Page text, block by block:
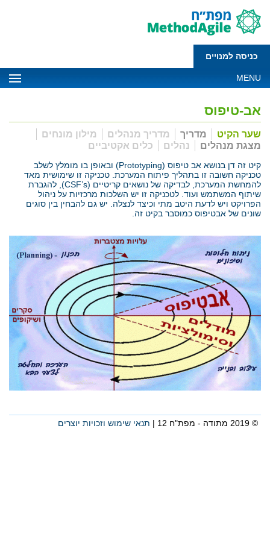
כניסה למנויים
MENU
אב-טיפוס
שער הקיט מדריך מדריך מנהלים
מילון מונחים
מצגת מנהלים
נהלים כלים אקטיביים
קיט זה דן בנושא אב טיפוס (Prototyping) ובאופן בו מומלץ לשלב
טכניקה חשובה זו בתהליך פיתוח המערכת. טכניקה זו שימושית מאד
להמחשת המערכת, לבדיקה של נושאים קריטיים (CSF’s), להגברת
שיתוף המשתמש ועוד. לטכניקה זו יש השלכות מרכזיות על ניהול
הפרויקט ויש לדעת היטב מתי וכיצד לנצלה. יש גם להבחין בין סוגים
שונים של אבטיפוס כמוסבר בקיט זה.
© 2019 מתודה - מפת"ח 12 | תנאי שימוש וזכויות יוצרים